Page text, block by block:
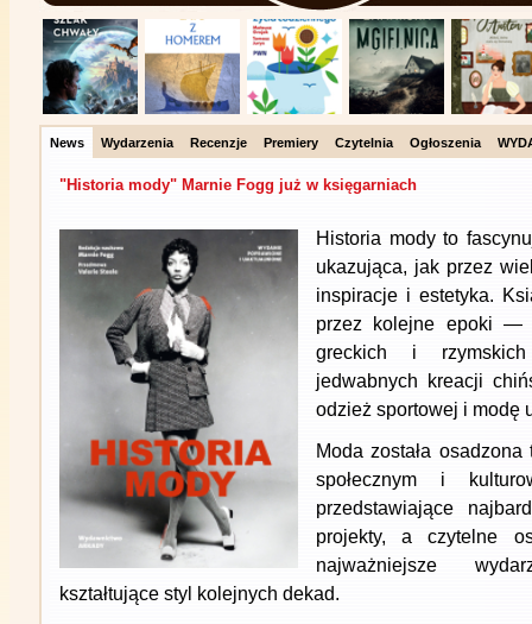
News Wydarzenia Recenzje Premiery Czytelnia Ogłoszenia
"Historia mody" Marnie Fogg już w księgarniach
Historia mody to
ukazująca, jak przez
inspiracje i estetyka.
przez kolejne epoki —
greckich i
jedwabnych kreacji
odzież sportowej i modę
Moda została
społecznym i
przedstawiające
projekty, a czytelne
najważniejsze
kształtujące styl kolejnych dekad.